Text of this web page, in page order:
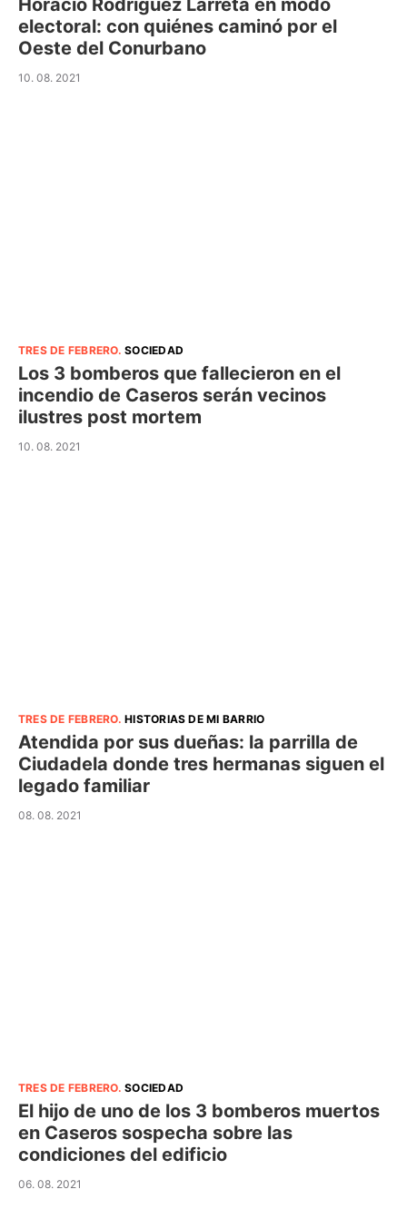
Horacio Rodríguez Larreta en modo
electoral: con quiénes caminó por el
Oeste del Conurbano
10. 08. 2021
TRES DE FEBRERO.SOCIEDAD
Los 3 bomberos que fallecieron en el
incendio de Caseros serán vecinos
ilustres post mortem
10. 08. 2021
TRES DE FEBRERO.HISTORIAS DE MI BARRIO
Atendida por sus dueñas: la parrilla de
Ciudadela donde tres hermanas siguen el
legado familiar
08. 08. 2021
TRES DE FEBRERO.SOCIEDAD
El hijo de uno de los 3 bomberos muertos
en Caseros sospecha sobre las
condiciones del edificio
06. 08. 2021